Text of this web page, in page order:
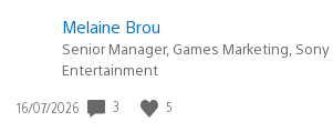
Melaine Brou
Senior Manager, Games Marketing,
Entertainment
Data
16/07/2026 3 5